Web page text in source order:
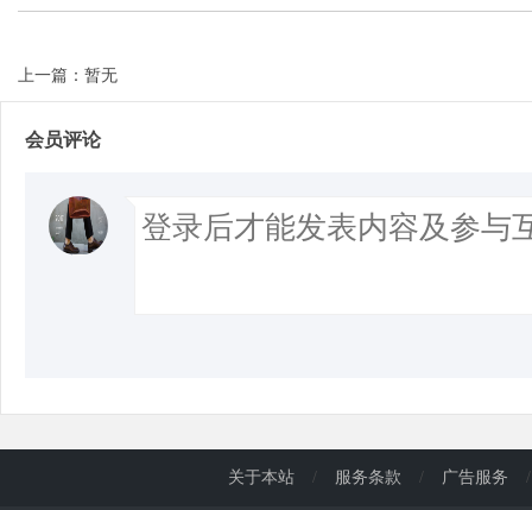
上一篇：暂无
会员评论
关于本站 / 服务条款 / 广告服务 /